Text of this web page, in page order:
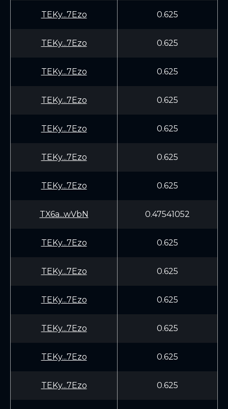
TEKy...7Ezo 0.625
TEKy...7Ezo 0.625
TEKy...7Ezo 0.625
TEKy...7Ezo 0.625
TEKy...7Ezo 0.625
TEKy...7Ezo 0.625
TEKy...7Ezo 0.625
TX6a...wVbN 0.47541052
TEKy...7Ezo 0.625
TEKy...7Ezo 0.625
TEKy...7Ezo 0.625
TEKy...7Ezo 0.625
TEKy...7Ezo 0.625
TEKy...7Ezo 0.625